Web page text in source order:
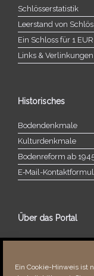
Ein Cookie-Hinweis ist
Schlösserstatistik
Leerstand von
Ein Schloss für 1 EUR
Links & Verlinkungen
Historisches
Bodendenkmale
Kulturdenkmale
Bodenreform ab
E‑Mail-​​
Über das Portal
Über dieses Portal